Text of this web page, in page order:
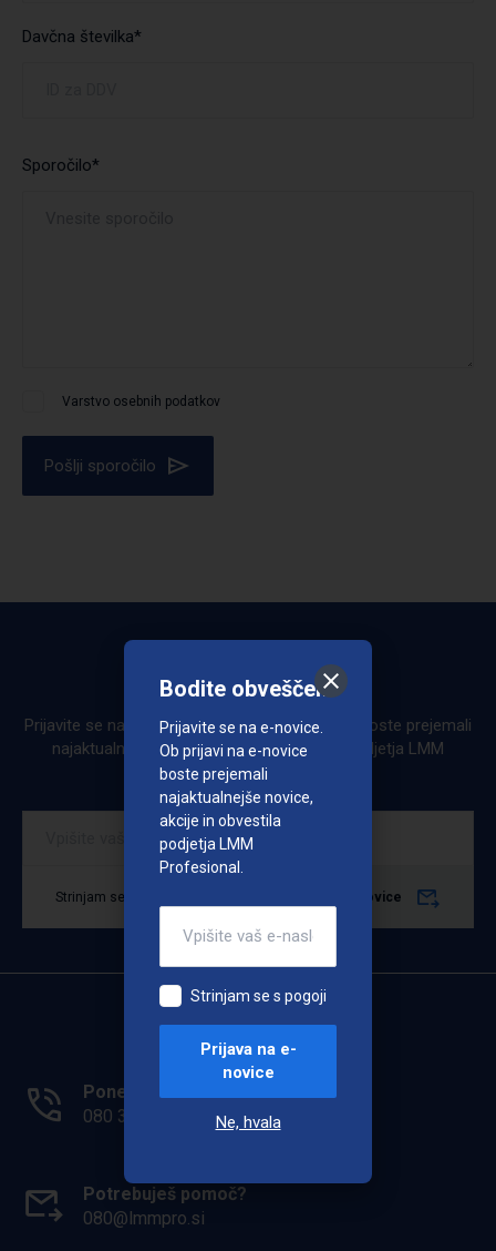
Davčna številka*
Sporočilo*
Varstvo osebnih podatkov
Pošlji sporočilo
Bodite obveščeni
Prijavite se na e-novice. Ob prijavi na e-novice boste prejemali
najaktualnejše novice, akcije in obvestila podjetja LMM
Profesional.
Strinjam se s pogoji Prijava na e-novice
Ponedeljek - Petek: 7.00 - 15.00
080 33 36
Potrebuješ pomoč?
080@lmmpro.si
Bodite obveščeni
Prijavite se na e-novice.
Ob prijavi na e-novice
boste prejemali
najaktualnejše novice,
akcije in obvestila
podjetja LMM
Profesional.
Strinjam se s pogoji
Prijava na e-
novice
Ne, hvala